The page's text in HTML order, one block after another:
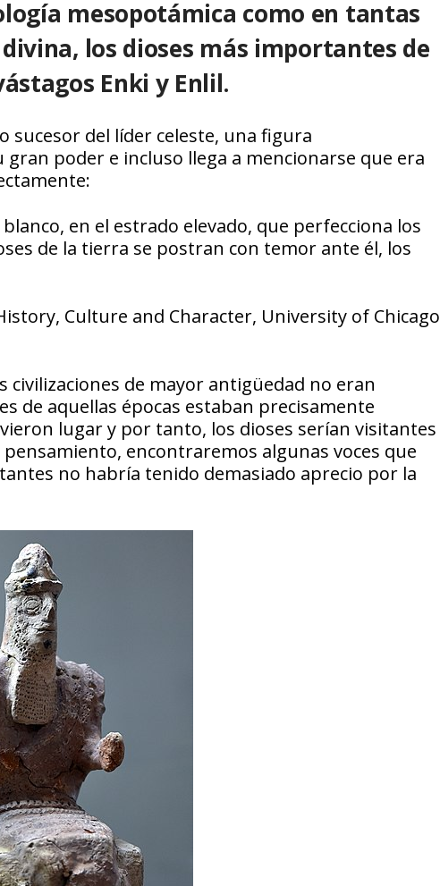
mesopotámica como en tantas
los dioses más importantes de
Enki y Enlil.
sucesor del líder celeste, una figura
poder e incluso llega a mencionarse que era
en el estrado elevado, que perfecciona los
de la tierra se postran con temor ante él, los
Culture and Character, University of Chicago
civilizaciones de mayor antigüedad no eran
de aquellas épocas estaban precisamente
lugar y por tanto, los dioses serían visitantes
encontraremos algunas voces que
no habría tenido demasiado aprecio por la